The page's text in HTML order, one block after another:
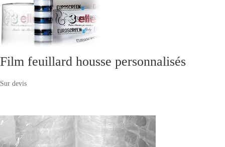
Film feuillard housse personnalisés
Sur devis